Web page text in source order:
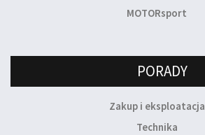
MOTORsport
PORADY
Zakup i eksploatacja
Technika